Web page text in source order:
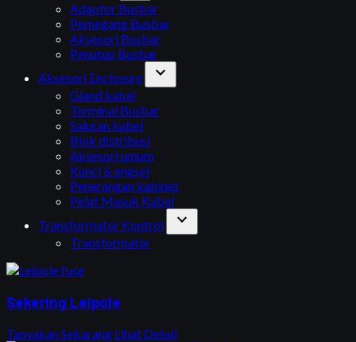
Adaptor Busbar
Pemegang Busbar
Aksesori Busbar
Penutup Busbar
Aksesori Enclosure
expand_more
Gland kabel
Terminal Busbar
Saluran kabel
Blok distribusi
Aksesori umum
Kunci & engsel
Penerangan kabinet
Pelat Masuk Kabel
Transformator Kontrol
expand_more
Transformator
Sekering Leipole
Tanyakan Sekarang Lihat Detail